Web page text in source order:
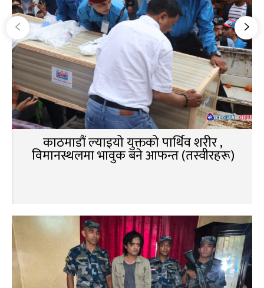
काठमाडौं ल्याइयो युक्तको पार्थिव शरीर ,
विमानस्थलमा भावुक बने आफन्त (तस्वीरहरू)